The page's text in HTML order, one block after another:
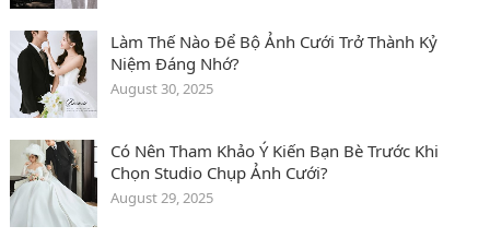
Làm Thế Nào Để Bộ Ảnh Cưới Trở Thành Kỷ
Niệm Đáng Nhớ?
August 30, 2025
Có Nên Tham Khảo Ý Kiến Bạn Bè Trước Khi
Chọn Studio Chụp Ảnh Cưới?
August 29, 2025